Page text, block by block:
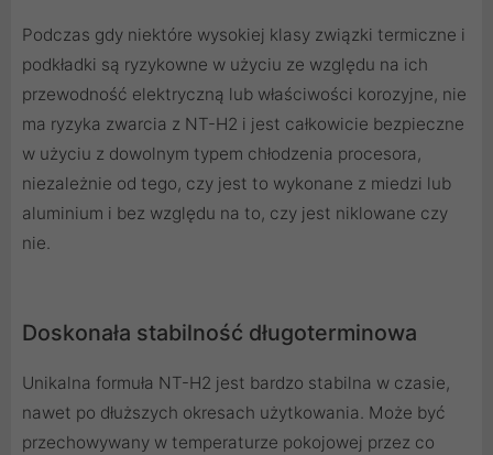
Podczas gdy niektóre wysokiej klasy związki termiczne i
podkładki są ryzykowne w użyciu ze względu na ich
przewodność elektryczną lub właściwości korozyjne, nie
ma ryzyka zwarcia z NT-H2 i jest całkowicie bezpieczne
w użyciu z dowolnym typem chłodzenia procesora,
niezależnie od tego, czy jest to wykonane z miedzi lub
aluminium i bez względu na to, czy jest niklowane czy
nie.
Doskonała stabilność długoterminowa
Unikalna formuła NT-H2 jest bardzo stabilna w czasie,
nawet po dłuższych okresach użytkowania. Może być
przechowywany w temperaturze pokojowej przez co